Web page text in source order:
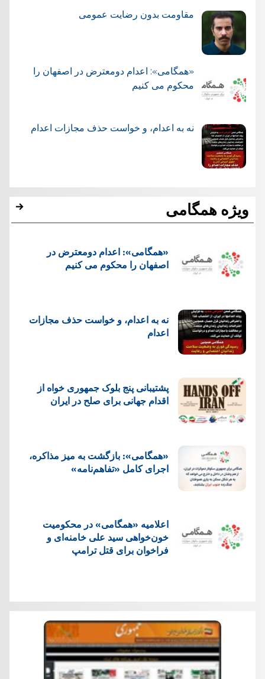
مقاومت بدون رضایت عمومی
«همگامی»: اعدام دومعترض در اصفهان را
محکوم می کنیم
نه به اعدام، و خواست حذف مجازات اعدام
ویژه همگامی
«همگامی»: اعدام دومعترض در
اصفهان را محکوم می کنیم
نه به اعدام، و خواست حذف مجازات
اعدام
پشتيبانی پنج بلوک جمهوری خواه از
اقدام جهانی برای صلح در ایران
«همگامی»: بازگشت به میز مذاکره،
اجرای کامل «تفاهم‌نامه»
اعلامیه «همگامی» در محکومیت
خون‌خواهی سید علی خامنه‌ای و
فراخوان برای قتل ترامپ